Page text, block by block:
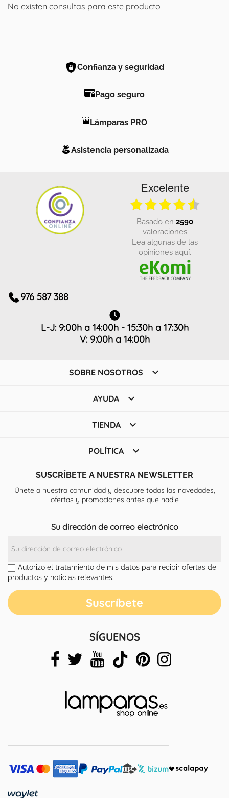
No existen consultas para este producto
Confianza y seguridad
Pago seguro
Lámparas PRO
Asistencia personalizada
Excelente
basado en 2590
valoraciones
Lea algunas de las
opiniones aquí.
976 587 388
L-J: 9:00h a 14:00h - 15:30h a 17:30h
V: 9:00h a 14:00h
SOBRE NOSOTROS 
AYUDA 
TIENDA 
POLÍTICA 
SUSCRÍBETE A NUESTRA NEWSLETTER
Únete a nuestra comunidad y descubre todas las novedades,
ofertas y promociones antes que nadie
Su dirección de correo electrónico
Autorizo el tratamiento de mis datos para recibir ofertas de
productos y noticias relevantes.
SÍGUENOS